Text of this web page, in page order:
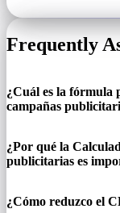
Frequently
¿Cuál es la fórmula
campañas
¿Por qué la
publicitarias es
¿Cómo reduzco el